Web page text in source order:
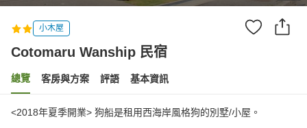
小木屋
Cotomaru Wanship 民宿
總覽 客房與方案 評語 基本資訊
<2018年夏季開業> 狗船是租用西海岸風格狗的別墅/小屋。